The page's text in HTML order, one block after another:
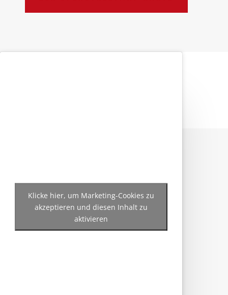
Klicke hier, um Marketing-Cookies zu
akzeptieren und diesen Inhalt zu
aktivieren